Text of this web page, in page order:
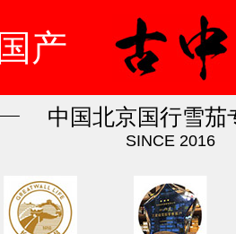
国产
中国北京国行雪茄
SINCE 2016